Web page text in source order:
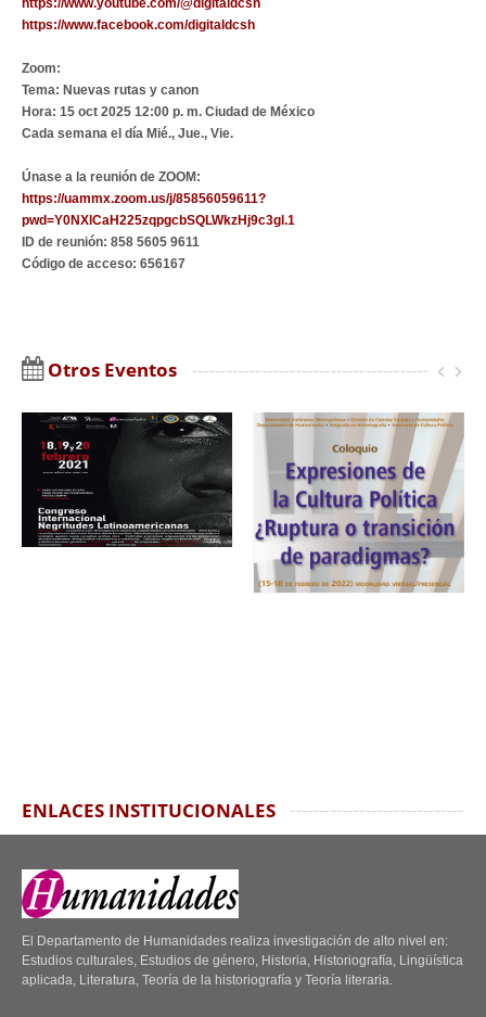
https://www.youtube.com/@digitaldcsh
https://www.facebook.com/digitaldcsh
Zoom:
Tema: Nuevas rutas y canon
Hora: 15 oct 2025 12:00 p. m. Ciudad de México
Cada semana el día Mié., Jue., Vie.
Únase a la reunión de ZOOM:
https://uammx.zoom.us/j/85856059611?
pwd=Y0NXlCaH225zqpgcbSQLWkzHj9c3gl.1
ID de reunión: 858 5605 9611
Código de acceso: 656167
Otros Eventos
ENLACES INSTITUCIONALES
El Departamento de Humanidades realiza investigación de alto nivel en:
Estudios culturales, Estudios de género, Historia, Historiografía, Lingüística
aplicada, Literatura, Teoría de la historiografía y Teoría literaria.